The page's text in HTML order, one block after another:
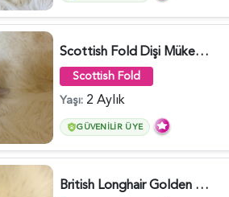
Scottish Fold Dişi Mükemmel Yavrumuz - 5909
Scottish Fold
Yaşı: 2 Aylık
GÜVENILIR ÜYE
British Longhair Golden Erkek Yavrumuz - 5910